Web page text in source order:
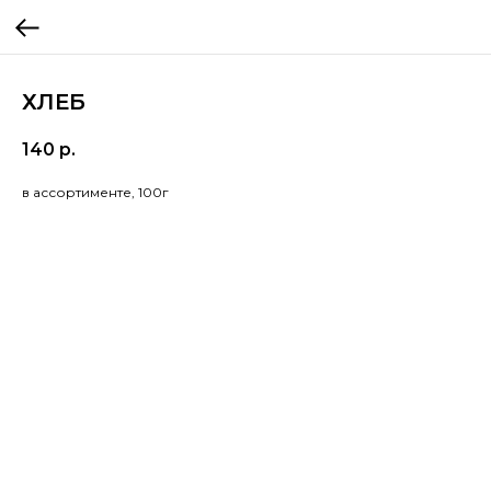
ХЛЕБ
140 р.
в ассортименте, 100г